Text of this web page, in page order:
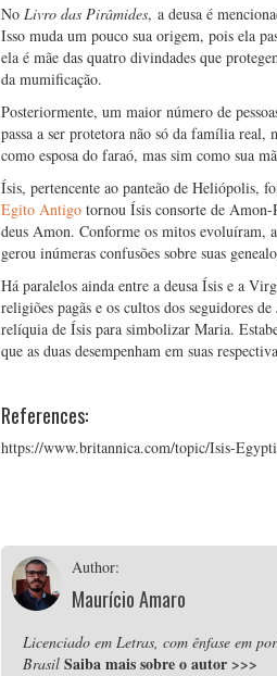
No Livro das Pirâmides, a deusa é
Isso muda um pouco sua origem, pois ela
ela é mãe das quatro divindades que
da mumificação.
Posteriormente, um maior número de
passa a ser protetora não só da família
como esposa do faraó, mas sim como sua
Ísis, pertencente ao panteão de Heliópolis,
Egito Antigo tornou Ísis consorte de Amon-
deus Amon. Conforme os mitos evoluíram,
gerou inúmeras confusões sobre suas
Há paralelos ainda entre a deusa Ísis e a
religiões pagãs e os cultos dos seguidores
relíquia de Ísis para simbolizar Maria.
que as duas desempenham em suas
References:
https://www.britannica.com/topic/Isis-
Author:
Maurício Amaro
Licenciado em Letras, com ênfase em
Brasil Saiba mais sobre o autor >>>